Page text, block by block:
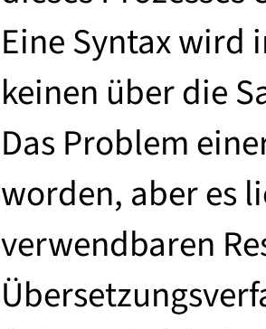
Eine Syntax wird
keinen über die
Das Problem
worden, aber es
verwendbaren